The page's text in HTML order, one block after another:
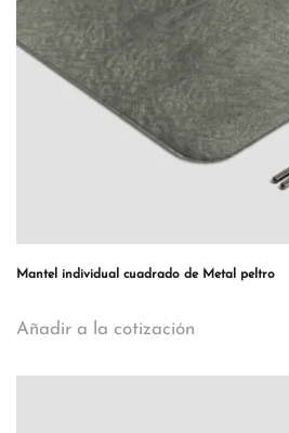
Mantel individual cuadrado de Metal peltro
Añadir a la cotización